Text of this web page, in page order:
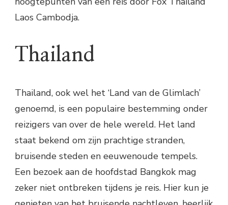
Laos Cambodja.
Thailand
Thailand, ook wel het ‘Land van de Glimlach’
genoemd, is een populaire bestemming onder
reizigers van over de hele wereld. Het land
staat bekend om zijn prachtige stranden,
bruisende steden en eeuwenoude tempels.
Een bezoek aan de hoofdstad Bangkok mag
zeker niet ontbreken tijdens je reis. Hier kun je